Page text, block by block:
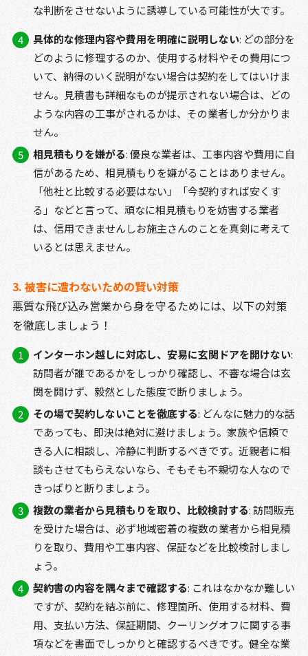
な判断をさせないように誘導している可能性が大です。
具体的な修理内容や費用を明確に説明しない: どの部分を
どのように修理するのか、使用する材料やその費用につ
いて、納得のいく説明がない場合は契約をしてはいけま
せん。見積書も詳細なものが提示されない場合は、どの
ような内容の工事がされるかは、その業者しか分かりま
せん。
相見積もりを嫌がる: 優良な業者は、工事内容や費用に自
信があるため、相見積もりを嫌がることはありません。
「他社と比較する必要はない」「今契約すれば安くす
る」などと言って、頑なに相見積もりを妨害する業者
は、信用できませんしお施主さんのことを真剣に考えて
いるとは思えません。
3. 被害に遭わないための賢い対策
悪質な飛び込み営業から身を守るためには、以下の対策
を徹底しましょう！
インターホン越しに対応し、安易に玄関ドアを開けない:
訪問者が誰であるかをしっかり確認し、不審な場合は玄
関を開けず、毅然とした態度で断りましょう。
その場で契約しないことを徹底する: どんなに魅力的な話
であっても、即決は絶対に避けましょう。家族や信頼で
きる人に相談し、冷静に判断するべきです。近親者に相
談もさせてもらえないなら、そもそも不親切な人なので
きっぱりと断りましょう。
複数の業者から見積もりを取り、比較検討する: 訪問販売
を受けた場合は、必ず地域密着の複数の業者から相見積
りを取り、費用や工事内容、保証などを比較検討しまし
ょう。
契約書の内容を隅々まで確認する: これはなかなか難しい
ですが、契約を結ぶ前に、修理箇所、使用する材料、費
用、支払い方法、保証期間、クーリングオフに関する事
項などを書面でしっかりと確認するべきです。健全な業